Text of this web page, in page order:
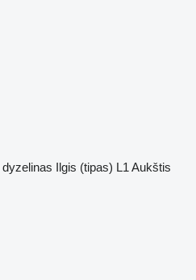
dyzelinas Ilgis (tipas) L1 Aukštis